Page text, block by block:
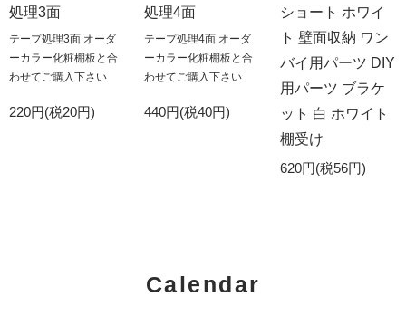
処理3面
テープ処理3面 オーダ
ーカラー化粧棚板と合
わせてご購入下さい
220円(税20円)
処理4面
テープ処理4面 オーダ
ーカラー化粧棚板と合
わせてご購入下さい
440円(税40円)
ショート ホワイ
ト 壁面収納 ワン
バイ用パーツ DIY
用パーツ ブラケ
ット 白 ホワイト
棚受け
620円(税56円)
Calendar